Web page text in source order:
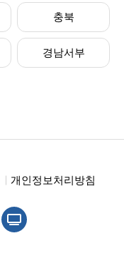
충북
경남서부
개인정보처리방침